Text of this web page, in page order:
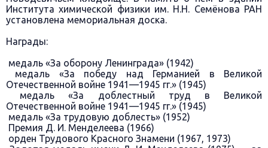
Института химической физики им. Н.Н. Семёнова РАН
установлена мемориальная доска.
Награды:
медаль «За оборону Ленинграда» (1942)
медаль «За победу над Германией в Великой
Отечественной войне 1941—1945 гг.» (1945)
медаль «За доблестный труд в Великой
Отечественной войне 1941—1945 гг.» (1945)
медаль «За трудовую доблесть» (1952)
Премия Д. И. Менделеева (1966)
орден Трудового Красного Знамени (1967, 1973)